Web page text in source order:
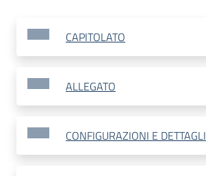
CAPITOLATO
ALLEGATO
CONFIGURAZIONI E DETTAGLI